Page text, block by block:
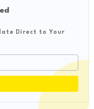
Direct to Your